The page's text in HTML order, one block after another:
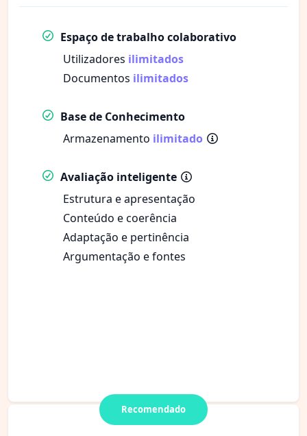
Espaço de trabalho colaborativo
Utilizadores ilimitados
Documentos ilimitados
Base de Conhecimento
Armazenamento ilimitado
Avaliação inteligente
Estrutura e apresentação
Conteúdo e coerência
Adaptação e pertinência
Argumentação e fontes
Recomendado